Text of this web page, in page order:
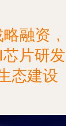
融资，
片研发
态建设